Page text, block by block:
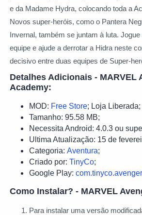
e da Madame Hydra, colocando toda a
Novos super-heróis, como o Pantera
Invernal, também se juntam à luta.
equipe e ajude a derrotar a Hidra neste
decisivo entre duas equipes de Super-
Detalhes Adicionais - MARVEL
Academy:
MOD: Free Store; Loja Liberada;
Tamanho: 95.58 MB;
Necessita Android: 4.0.3 ou
Ultima Atualização: 15 de
Categoria: Aventura;
Criado por: TinyCo;
Google Play:
Como Instalar? - MARVEL
Para instalar uma versão